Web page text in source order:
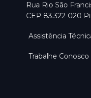
Rua Rio São
CEP 83.322-020
Assistência
Trabalhe Conosco